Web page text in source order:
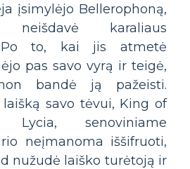
įsimylėjo Bellerophoną,
karaliaus
Po to, kai jis atmetė
pas savo vyrą ir teigė,
bandė ją pažeisti.
laišką savo tėvui, King of
senoviniame
neįmanoma iššifruoti,
nužudė laiško turėtoją ir